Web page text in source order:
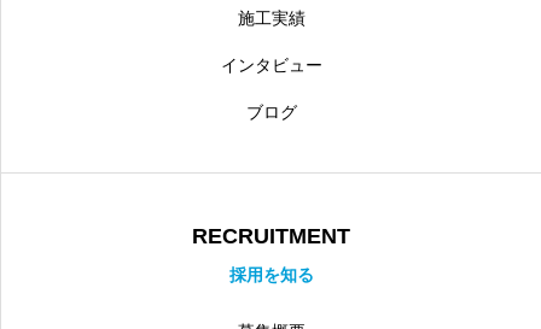
施工実績
インタビュー
ブログ
RECRUITMENT
採用を知る